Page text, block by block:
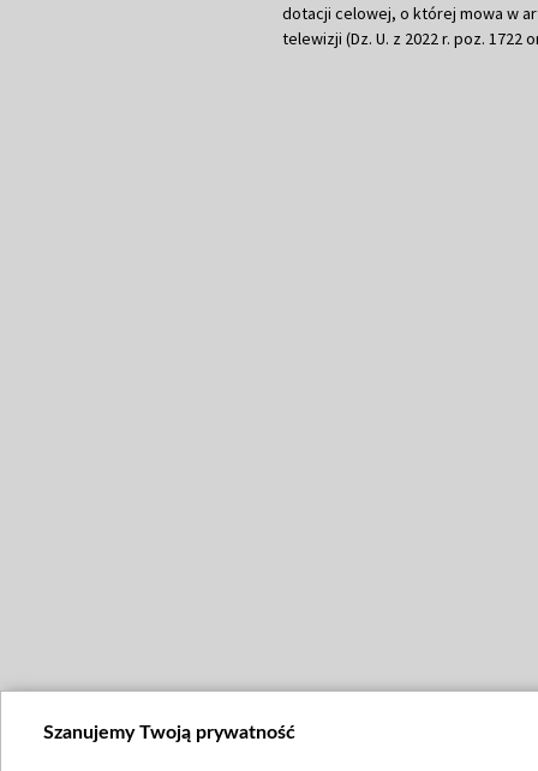
dotacji celowej, o której mowa w
telewizji (Dz. U. z 2022 r. poz. 1722
Szanujemy Twoją prywatność